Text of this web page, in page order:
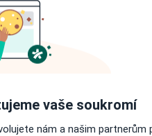
Rezervovat termín
Názory pacientů
vaše soukromí
nám a našim